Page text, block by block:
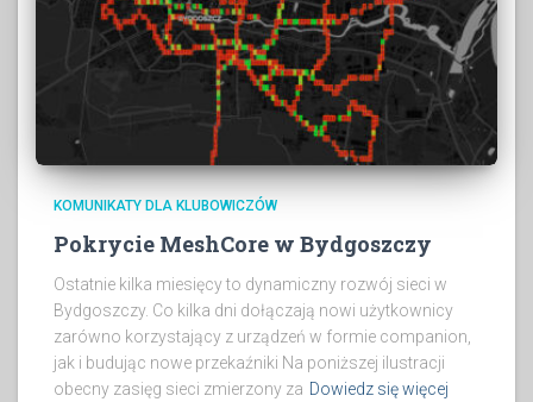
KOMUNIKATY DLA KLUBOWICZÓW
Pokrycie MeshCore w Bydgoszczy
Ostatnie kilka miesięcy to dynamiczny rozwój sieci w
Bydgoszczy. Co kilka dni dołączają nowi użytkownicy
zarówno korzystający z urządzeń w formie companion,
jak i budując nowe przekaźniki Na poniższej ilustracji
obecny zasięg sieci zmierzony za Dowiedz się więcej